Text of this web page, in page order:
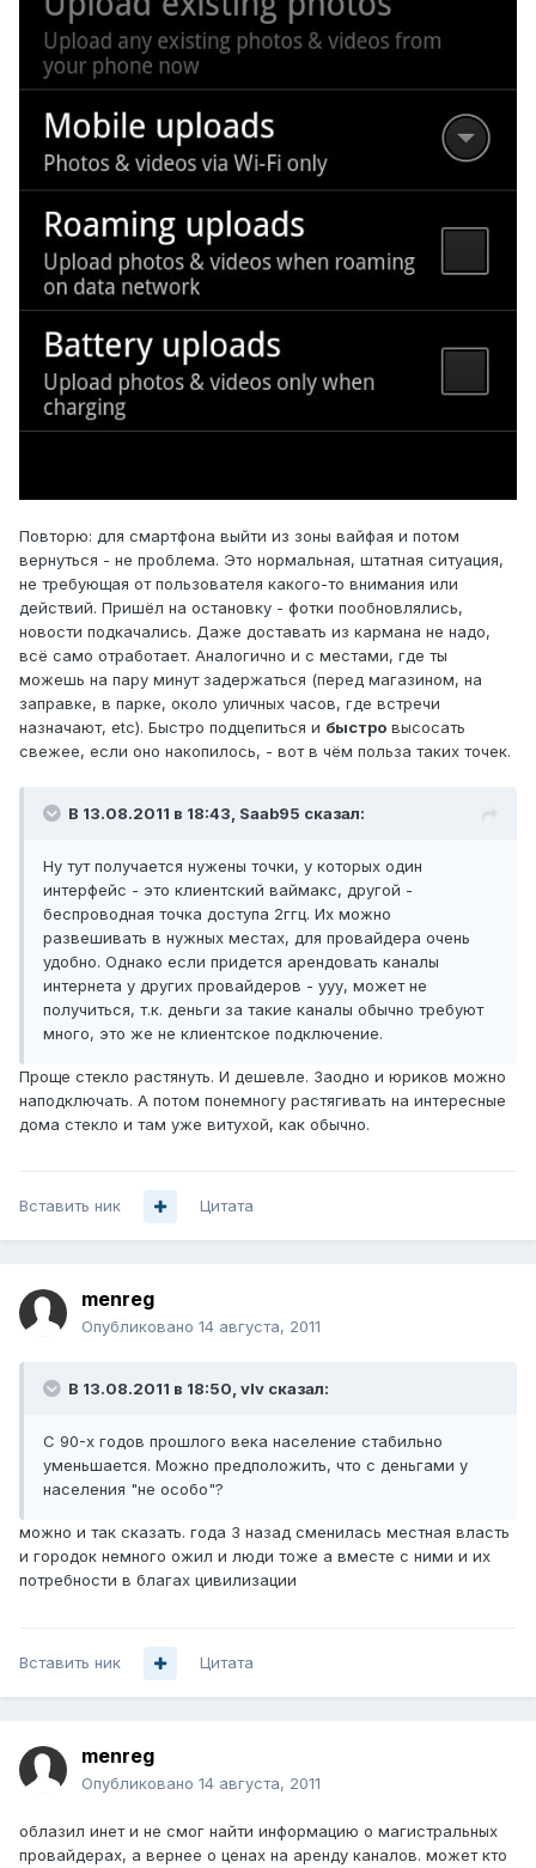
Повторю: для смартфона выйти из зоны вайфая и потом
вернуться - не проблема. Это нормальная, штатная ситуация,
не требующая от пользователя какого-то внимания или
действий. Пришёл на остановку - фотки пообновлялись,
новости подкачались. Даже доставать из кармана не надо,
всё само отработает. Аналогично и с местами, где ты
можешь на пару минут задержаться (перед магазином, на
заправке, в парке, около уличных часов, где встречи
назначают, etc). Быстро подцепиться и быстро высосать
свежее, если оно накопилось, - вот в чём польза таких точек.
В 13.08.2011 в 18:43, Saab95 сказал:
Ну тут получается нужены точки, у которых один
интерфейс - это клиентский ваймакс, другой -
беспроводная точка доступа 2ггц. Их можно
развешивать в нужных местах, для провайдера очень
удобно. Однако если придется арендовать каналы
интернета у других провайдеров - ууу, может не
получиться, т.к. деньги за такие каналы обычно требуют
много, это же не клиентское подключение.
Проще стекло растянуть. И дешевле. Заодно и юриков можно
наподключать. А потом понемногу растягивать на интересные
дома стекло и там уже витухой, как обычно.
Вставить ник Цитата
menreg
Опубликовано 14 августа, 2011
В 13.08.2011 в 18:50, vIv сказал:
С 90-х годов прошлого века население стабильно
уменьшается. Можно предположить, что с деньгами у
населения "не особо"?
можно и так сказать. года 3 назад сменилась местная власть
и городок немного ожил и люди тоже а вместе с ними и их
потребности в благах цивилизации
Вставить ник Цитата
menreg
Опубликовано 14 августа, 2011
облазил инет и не смог найти информацию о магистральных
провайдерах, а вернее о ценах на аренду каналов. может кто